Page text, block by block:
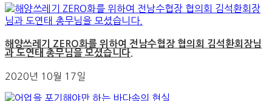
해양쓰레기 ZERO화를 위하여 전남수협장 협의회 김석환회장님
과 도연태 총무님을 모셨습니다.
2020년 10월 17일